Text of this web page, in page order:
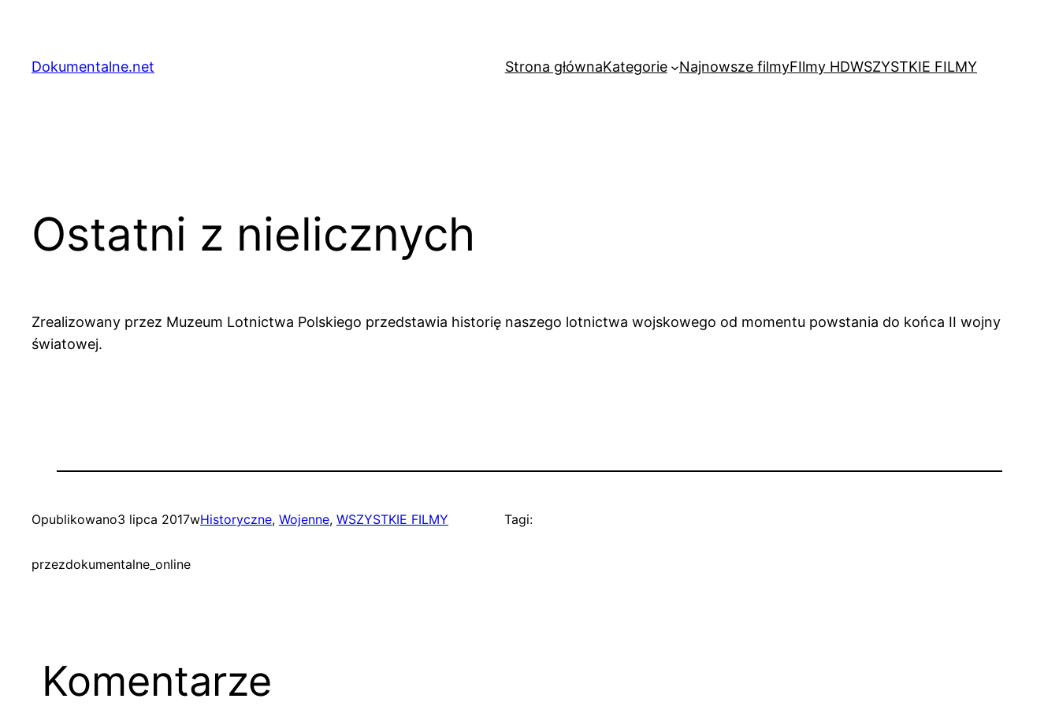
treściDokumentalne.net Strona głównaKategorie Najnowsze filmyFIlmy HDWSZYSTKIE FILMY
Ostatni z nielicznych
Zrealizowany przez Muzeum Lotnictwa Polskiego przedstawia historię naszego lotnictwa wojskowego od momentu powstania do końca II wojny
światowej.
Opublikowano3 lipca 2017wHistoryczne, Wojenne, WSZYSTKIE FILMY
przezdokumentalne_online
Tagi:
Komentarze